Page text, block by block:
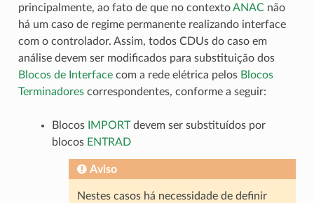
principalmente, ao fato de que no contextoANACnão
há um caso de regime permanente realizando interface
com o controlador. Assim, todos CDUs do caso em
análise devem ser modificados para substituição dos
Blocos de Interfacecom a rede elétrica pelos Blocos
Terminadorescorrespondentes, conforme a seguir:
Blocos IMPORTdevem ser substituídos por
blocos ENTRAD
Aviso
Nestes casos há necessidade de definir